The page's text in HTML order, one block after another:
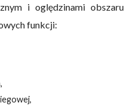
i oględzinami obszaru
funkcji: